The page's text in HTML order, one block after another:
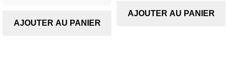
AJOUTER AU PANIER
AJOUTER AU PANIER